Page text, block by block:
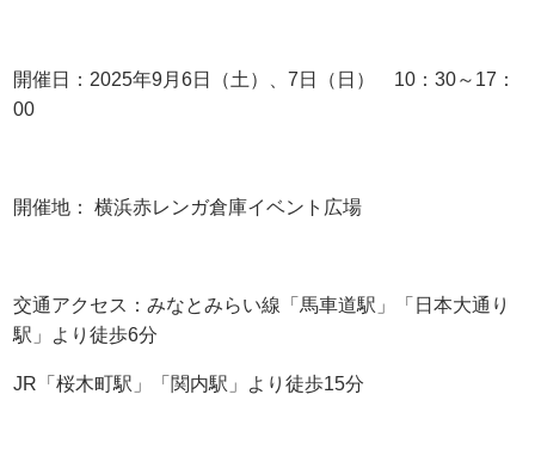
開催日：2025年9月6日（土）、7日（日） 10：30～17：
00
開催地： 横浜赤レンガ倉庫イベント広場
交通アクセス：みなとみらい線「馬車道駅」「日本大通り
駅」より徒歩6分
JR「桜木町駅」「関内駅」より徒歩15分